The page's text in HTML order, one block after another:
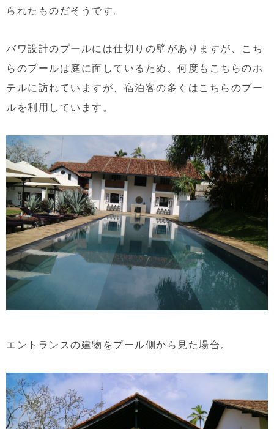
られたものだそうです。
バワ設計のプールには仕切りの壁がありますが、こち
らのプールは庭に面しているため、何度もこちらのホ
テルに訪れていますが、宿泊客の多くはこちらのプー
ルを利用しています。
エントランスの建物をプール側から見た場合。